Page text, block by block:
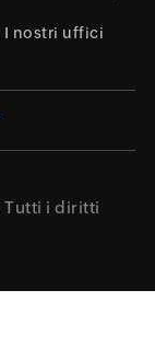
I nostri uffici
Tutti i diritti